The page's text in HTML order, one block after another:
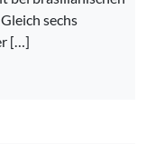
sechs
[…]